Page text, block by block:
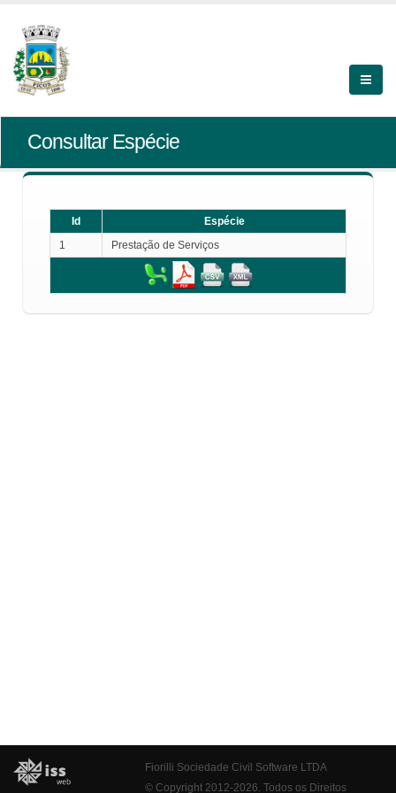
Consultar Espécie
Id
Espécie
1
Prestação de Serviços
Fiorilli Sociedade Civil Software LTDA
© Copyright 2012-2026. Todos os Direitos